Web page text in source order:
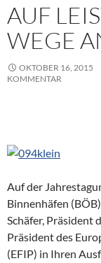
AUF
WEGE
OKTOBER 16, 2015
KOMMENTAR
Auf der
Binnenhäfen
Schäfer, Präsident
Präsident des
(EFIP) in Ihren